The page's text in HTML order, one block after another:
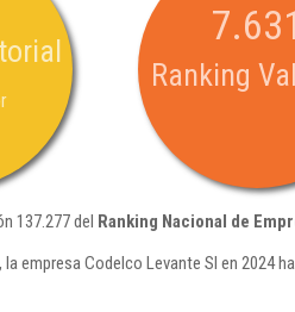
7.631
Ranking
137.277 del Ranking Nacional de
la empresa Codelco Levante Sl en 2024